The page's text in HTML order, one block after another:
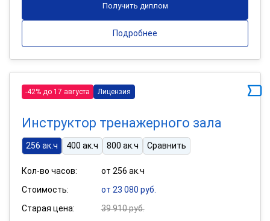
Получить диплом
Подробнее
-42% до 17 августа Лицензия
Инструктор тренажерного зала
256 ак.ч 400 ак.ч 800 ак.ч Сравнить
Кол-во часов:
от 256 ак.ч
Стоимость:
от 23 080 руб.
Старая цена:
39 910 руб.